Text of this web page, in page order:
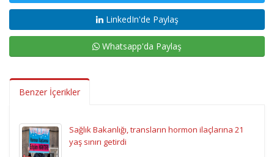
LinkedIn'de Paylaş
Whatsapp'da Paylaş
Benzer İçerikler
Sağlık Bakanlığı, transların hormon ilaçlarına 21
yaş sınırı getirdi